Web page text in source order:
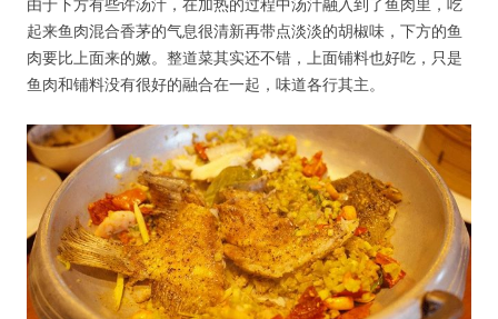
起来鱼肉混合香茅的气息很清新再带点淡淡的胡椒味，下方的鱼
肉要比上面来的嫩。整道菜其实还不错，上面铺料也好吃，只是
鱼肉和铺料没有很好的融合在一起，味道各行其主。